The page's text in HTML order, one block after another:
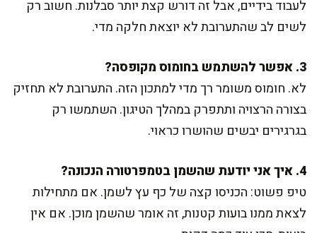
לעבוד בידיים, אבל זה דורש קצת יותר סבלנות. חשוב רק
לשים לב שהתערובת לא יוצאת חלקה מדי.
3. אפשר להשתמש בחומוס מקופסה?
לא. חומוס משומר רך מדי למתכון הזה. התערובת לא תחזיק
בצורה הרצויה ותתפרק במהלך הטיגון. השתמשו רק
בגרגירים יבשים שהושרו כראוי.
4. איך אני יודעת שהשמן בטמפרטורה הנכונה?
טיפ פשוט: הכניסו קצה של כף עץ לשמן. אם מתחילות
לצאת ממנו בועות קטנות, זה אומר שהשמן מוכן. אם אין